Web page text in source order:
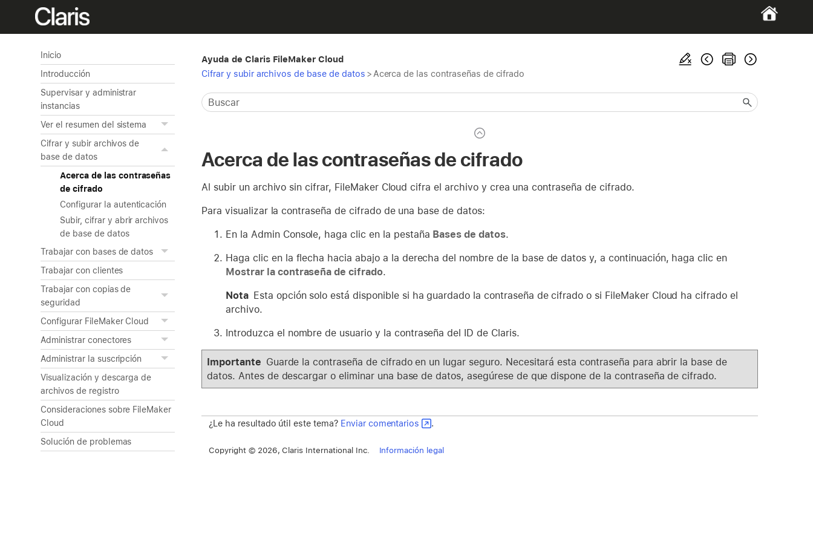
Inicio
Introducción
Supervisar y administrar
instancias
Ver el resumen del sistema
Cifrar y subir archivos de
base de datos
Acerca de las contraseñas
de cifrado
Configurar la autenticación
Subir, cifrar y abrir archivos
de base de datos
Trabajar con bases de datos
Trabajar con clientes
Trabajar con copias de
seguridad
Configurar FileMaker Cloud
Administrar conectores
Administrar la suscripción
Visualización y descarga de
archivos de registro
Consideraciones sobre FileMaker
Cloud
Solución de problemas
Ayuda de Claris FileMaker Cloud
Cifrar y subir archivos de base de datos > Acerca de las contraseñas de cifrado
Acerca de las contraseñas de cifrado
Al subir un archivo sin cifrar, FileMaker Cloud cifra el archivo y crea una contraseña de cifrado.
Para visualizar la contraseña de cifrado de una base de datos:
En la Admin Console, haga clic en la pestaña Bases de datos.
Haga clic en la flecha hacia abajo a la derecha del nombre de la base de datos y, a continuación, haga clic en
Mostrar la contraseña de cifrado.
Nota Esta opción solo está disponible si ha guardado la contraseña de cifrado o si FileMaker Cloud ha cifrado el
archivo.
Introduzca el nombre de usuario y la contraseña del ID de Claris.
Importante Guarde la contraseña de cifrado en un lugar seguro. Necesitará esta contraseña para abrir la base de
datos. Antes de descargar o eliminar una base de datos, asegúrese de que dispone de la contraseña de cifrado.
¿Le ha resultado útil este tema? Enviar comentarios .
Copyright © 2026, Claris International Inc. Información legal